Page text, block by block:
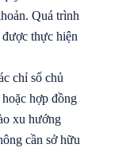
Quá trình
thực hiện
chỉ số chủ
hợp đồng
xu hướng
cần sở hữu